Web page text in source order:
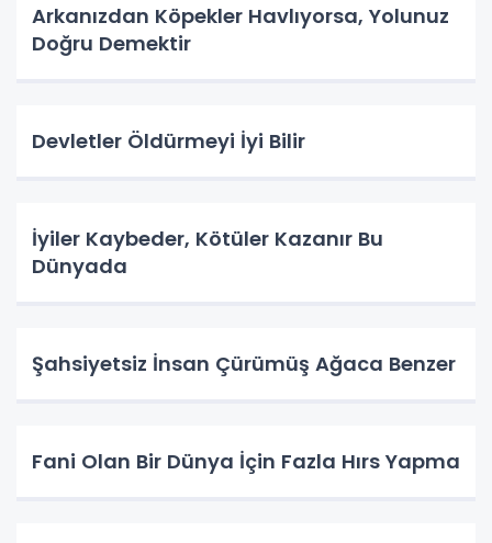
Arkanızdan Köpekler Havlıyorsa, Yolunuz
Doğru Demektir
Devletler Öldürmeyi İyi Bilir
İyiler Kaybeder, Kötüler Kazanır Bu
Dünyada
Şahsiyetsiz İnsan Çürümüş Ağaca Benzer
Fani Olan Bir Dünya İçin Fazla Hırs Yapma